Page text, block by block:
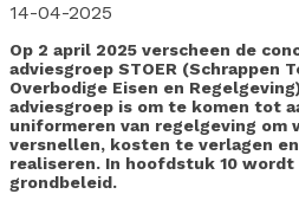
14-04-2025
Op 2 april 2025 verscheen de
adviesgroep STOER (Schrappen
Overbodige Eisen en
adviesgroep is om te komen tot
uniformeren van regelgeving om
versnellen, kosten te verlagen
realiseren. In hoofdstuk 10 wordt
grondbeleid.